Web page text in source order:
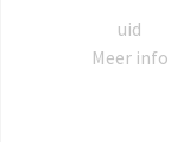
uid
Meer info